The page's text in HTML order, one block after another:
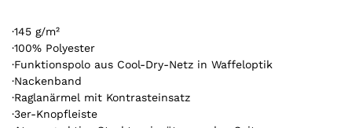
r
t
i
k
e
l
·145 g/m²
·100% Polyester
·Funktionspolo aus Cool-Dry-Netz in Waffeloptik
·Nackenband
·Raglanärmel mit Kontrasteinsatz
·3er-Knopfleiste